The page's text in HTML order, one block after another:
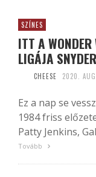
SZÍNES
ITT A
LIGÁJA
CHEESE 2020.
Ez a nap se
1984 friss
Patty Jenkins,
Tovább